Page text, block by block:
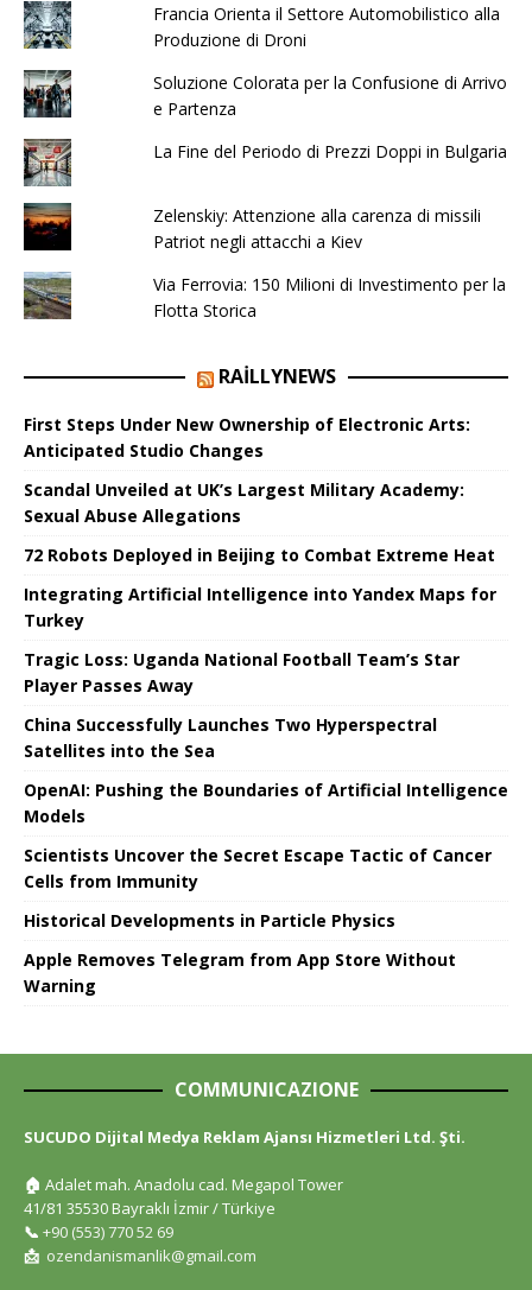
Francia Orienta il Settore Automobilistico alla
Produzione di Droni
Soluzione Colorata per la Confusione di Arrivo
e Partenza
La Fine del Periodo di Prezzi Doppi in Bulgaria
Zelenskiy: Attenzione alla carenza di missili
Patriot negli attacchi a Kiev
Via Ferrovia: 150 Milioni di Investimento per la
Flotta Storica
RAILLYNEWS
First Steps Under New Ownership of Electronic Arts:
Anticipated Studio Changes
Scandal Unveiled at UK’s Largest Military Academy:
Sexual Abuse Allegations
72 Robots Deployed in Beijing to Combat Extreme Heat
Integrating Artificial Intelligence into Yandex Maps for
Turkey
Tragic Loss: Uganda National Football Team’s Star
Player Passes Away
China Successfully Launches Two Hyperspectral
Satellites into the Sea
OpenAI: Pushing the Boundaries of Artificial Intelligence
Models
Scientists Uncover the Secret Escape Tactic of Cancer
Cells from Immunity
Historical Developments in Particle Physics
Apple Removes Telegram from App Store Without
Warning
COMMUNICAZIONE
SUCUDO Dijital Medya Reklam Ajansı Hizmetleri Ltd. Şti.
🏠 Adalet mah. Anadolu cad. Megapol Tower
41/81 35530 Bayraklı İzmir / Türkiye
📞 +90 (553) 770 52 69
📩 ozendanismanlik@gmail.com